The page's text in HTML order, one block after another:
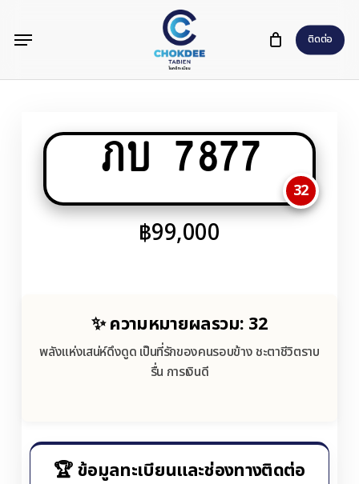
content
ติดต่อ
Menu
ภบ 7877
32
฿99,000
✨ ความหมายผลรวม: 32
พลังแห่งเสน่ห์ดึงดูด เป็นที่รักของคนรอบข้าง ชะตาชีวิตราบ
รื่น การเงินดี
🏆 ข้อมูลทะเบียนและช่องทางติดต่อ